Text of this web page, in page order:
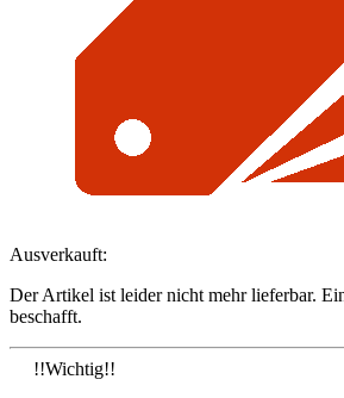
Ausverkauft:
Der Artikel ist leider nicht mehr lieferbar.
beschafft.
!!Wichtig!!